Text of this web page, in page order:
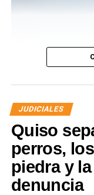
Desde Defensa
JUDICIALES
Quiso
perros,
piedra y
denuncia